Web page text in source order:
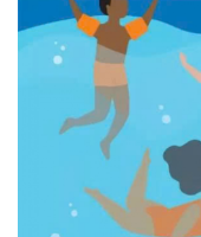
Vì cộng đồng